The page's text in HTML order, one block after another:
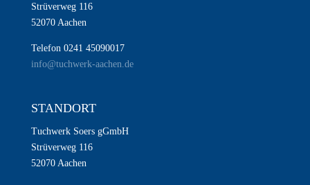
Strüverweg 116
52070 Aachen
Telefon 0241 45090017
info@tuchwerk-aachen.de
STANDORT
Tuchwerk Soers gGmbH
Strüverweg 116
52070 Aachen